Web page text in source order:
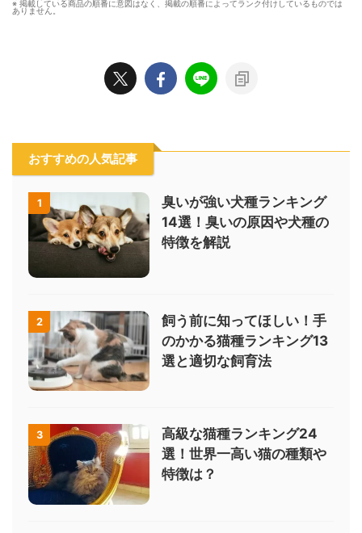
※ 掲載している商品の順番に意図はなく、掲載の順番によってランク付けしているものでは
ありません。
おすすめの人気記事
1
臭いが強い犬種ランキング
14選！臭いの原因や犬種の
特徴を解説
2
飼う前に知ってほしい！手
のかかる猫種ランキング13
選と適切な飼育法
3
高級な猫種ランキング24
選！世界一高い猫の種類や
特徴は？